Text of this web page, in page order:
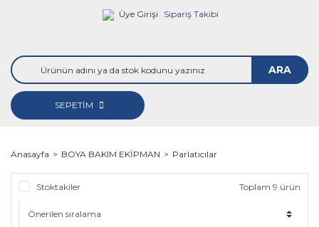
Üye Girişi Sipariş Takibi
ARA
SEPETİM
Anasayfa BOYA BAKIM EKİPMAN Parlatıcılar
Stoktakiler Toplam 9 ürün